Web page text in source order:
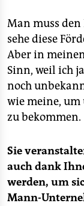
Man muss
sehe diese
Aber in
Sinn, weil ich
noch
wie meine,
zu bekommen.
Sie
auch dank
werden, um
Mann-